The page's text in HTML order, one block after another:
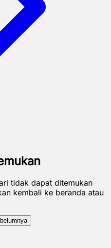
tidak dapat ditemukan
kembali ke beranda atau